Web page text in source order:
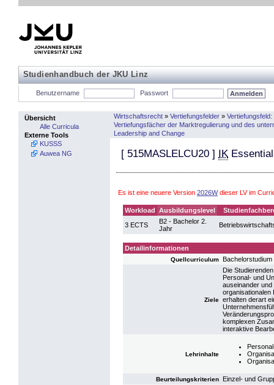
Studienhandbuch der JKU Linz
Benutzername Passwort
Übersicht
Alle Curricula
Externe Tools
KUSSS
Auwea NG
Wirtschaftsrecht » Vertiefungsfelder »
Vertiefungsfächer der Marktregulierung und des
Leadership and Change
[ 515MASLELCU20 ] IK
Es ist eine neuere Version 2026Wdieser LV im
Workload Ausbildungslevel
3 ECTS
B2 - Bachelor 2.
Jahr
Detailinformationen
Quellcurriculum
Ziele
Die
Personal- und
auseinander
organisationalen
erhalten derart
komplexen
interaktive
Lehrinhalte
Beurteilungskriterien Einzel- und